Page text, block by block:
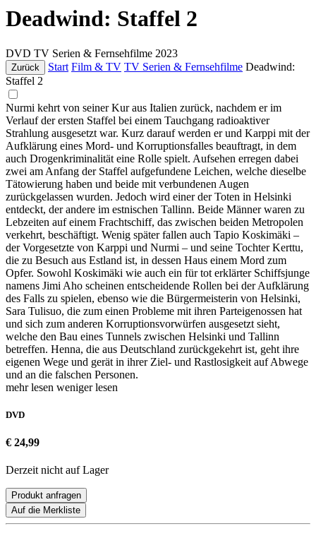
Deadwind: Staffel 2
DVD TV Serien & Fernsehfilme 2023
Zurück Start Film & TV TV Serien & Fernsehfilme Deadwind:
Staffel 2
Nurmi kehrt von seiner Kur aus Italien zurück, nachdem er im
Verlauf der ersten Staffel bei einem Tauchgang radioaktiver
Strahlung ausgesetzt war. Kurz darauf werden er und Karppi mit der
Aufklärung eines Mord- und Korruptionsfalles beauftragt, in dem
auch Drogenkriminalität eine Rolle spielt. Aufsehen erregen dabei
zwei am Anfang der Staffel aufgefundene Leichen, welche dieselbe
Tätowierung haben und beide mit verbundenen Augen
zurückgelassen wurden. Jedoch wird einer der Toten in Helsinki
entdeckt, der andere im estnischen Tallinn. Beide Männer waren zu
Lebzeiten auf einem Frachtschiff, das zwischen beiden Metropolen
verkehrt, beschäftigt. Wenig später fallen auch Tapio Koskimäki –
der Vorgesetzte von Karppi und Nurmi – und seine Tochter Kerttu,
die zu Besuch aus Estland ist, in dessen Haus einem Mord zum
Opfer. Sowohl Koskimäki wie auch ein für tot erklärter Schiffsjunge
namens Jimi Aho scheinen entscheidende Rollen bei der Aufklärung
des Falls zu spielen, ebenso wie die Bürgermeisterin von Helsinki,
Sara Tulisuo, die zum einen Probleme mit ihren Parteigenossen hat
und sich zum anderen Korruptionsvorwürfen ausgesetzt sieht,
welche den Bau eines Tunnels zwischen Helsinki und Tallinn
betreffen. Henna, die aus Deutschland zurückgekehrt ist, geht ihre
eigenen Wege und gerät in ihrer Ziel- und Rastlosigkeit auf Abwege
und an die falschen Personen.
mehr lesen weniger lesen
DVD
€ 24,99
Derzeit nicht auf Lager
Produkt anfragen
Auf die Merkliste